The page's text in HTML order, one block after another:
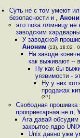
Суть не с том умеют
безопасности и ,
это пока ллмницу не
заводским
У заводской
Аноним (13), 18:02 ,
На заводе
как выживают --
Ну как бы
уязвимости -
Ну у них
продажах
(37)
Свободная прошивка
проприетарная не п,
Ага давай обсудим
закрытое ядро
Unix давно уже